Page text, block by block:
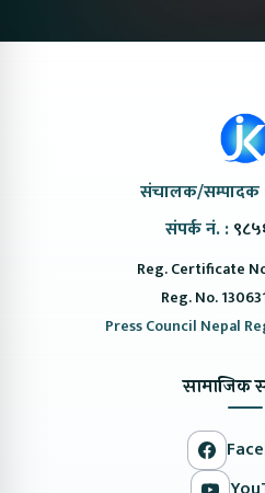
संचालक/सम्पादक
संपर्क नं. :
Reg. Certificate
Reg. No.
Press Council Nepal
सामाजिक